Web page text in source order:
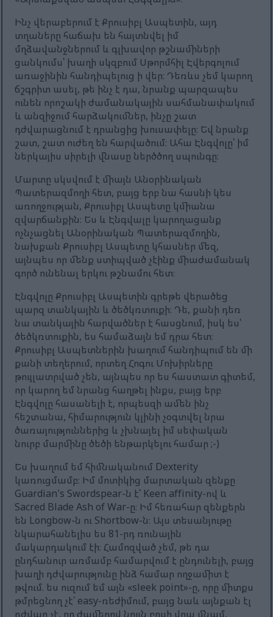
Ինչ վերաբերում է Քրուսիբլ Ասպետին, այդ
տղաները հաճախ են հայտնվել իմ
մղձավանջներում և գլխավոր թշնամիների
ցանկումս՝ խաղի սկզբում Սթորմհիլ Էվերգոլում
առաջինին հանդիպելուց ի վեր։ Դեռևս չեմ կարող
ճշգրիտ ասել, թե ինչ է դա, նրանք պարզապես
ունեն որոշակի ժամանակային սահմանափակում
և անզիջում հարձակումներ, ինչը շատ
դժվարացնում է դրանցից խուսափելը։ Եվ նրանք
շատ, շատ ուժեղ են հարվածում։ Ահա Էնգվոլը՝ իմ
ներկայիս սիրելի վնասը ներծծող սպունգը։
Մարտը սկսվում է միայն Անօրինական
Պատերազմողի հետ, բայց երբ նա հասնի կես
առողջության, Քրուսիբլ Ասպետը կմիանա
զվարճանքին։ Ես և Էնգվալը կարողացանք
ոչնչացնել Անօրինական Պատերազմողին,
նախքան Քրուսիբլ Ասպետը կհասներ մեզ,
այնպես որ մենք ստիպված չէինք միաժամանակ
գործ ունենալ երկու թշնամու հետ։
Էնգվոլը Քրուսիբլ Ասպետին գրեթե վերածեց
պարզ տանկային և ծեծկռտուքի։ Դե, քանի դեռ
նա տանկային հարվածներ է հասցնում, իսկ ես՝
ծեծկռտուքին, ես համաձայն եմ դրա հետ։
Քրուսիբլ Ասպետներին խաղում հանդիպում են մի
քանի տեղերում, որտեղ Հոգու Մոխիրները
թույլատրված չեն, այնպես որ ես հաստատ գիտեմ,
որ կարող եմ նրանց հաղթել ինքս, բայց երբ
Էնգվոլը հասանելի է, որպեսզի ամեն ինչ
հեշտանա, հիմարություն կլինի չօգտվել նրա
ծառայություններից և չխնայել իմ սեփական
նուրբ մարմինը ծեծի ենթարկելու համար ;-)
Ես խաղում եմ հիմնականում Dexterity
կառուցմամբ։ Իմ մոտիկից մարտական զենքը
Guardian's Swordspear-ն է՝ Keen affinity-ով և
Sacred Blade Ash of War-ը։ Իմ հեռահար զենքերն
են Longbow-ն ու Shortbow-ն։ Այս տեսանյութը
նկարահանելիս ես 81-րդ ռունային
մակարդակում էի։ Համոզված չեմ, թե դա
ընդհանուր առմամբ համարվում է ընդունելի, բայց
խաղի դժվարությունը ինձ համար ողջամիտ է
թվում. ես ուզում եմ այն «sleek point»-ը, որը միտքս
թմրեցնող չէ՝ easy-ռեժիմում, բայց նաև այնքան էլ
դժվար չէ, որ ժամերով նույն բոսի վրա մնամ,